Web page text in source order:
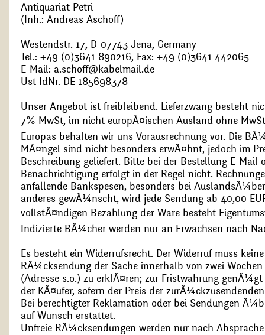
Antiquariat Petri
(Inh.: Andreas Aschoff)
Westendstr. 17, D-07743 Jena, Germany
Tel.: +49 (0)3641 890216, Fax: +49 (0)3641 442065
E-Mail: a.schoff@kabelmail.de
Ust IdNr. DE 185698378
Unser Angebot ist freibleibend. Lieferzwang besteht
7% MwSt, im nicht europÃ¤ischen Ausland ohne
Europas behalten wir uns Vorausrechnung vor. Die
MÃ¤ngel sind nicht besonders erwÃ¤hnt, jedoch im
Beschreibung geliefert. Bitte bei der Bestellung E-Mail
Benachrichtigung erfolgt in der Regel nicht.
anfallende Bankspesen, besonders bei
anderes gewÃ¼nscht, wird jede Sendung ab 40,00
vollstÃ¤ndigen Bezahlung der Ware besteht
Indizierte BÃ¼cher werden nur an Erwachsen nach
Es besteht ein Widerrufsrecht. Der Widerruf muss
RÃ¼cksendung der Sache innerhalb von zwei
(Adresse s.o.) zu erklÃ¤ren; zur Fristwahrung
der KÃ¤ufer, sofern der Preis der
Bei berechtigter Reklamation oder bei Sendungen
auf Wunsch erstattet.
Unfreie RÃ¼cksendungen werden nur nach